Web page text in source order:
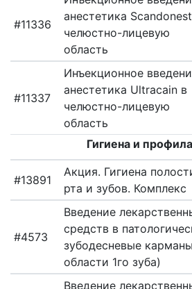
ПСИХИАТРИЯ
РЕФЛЕКСОТЕРАПИЯ
ВРАЧ
СПРАВКИ
СТОМАТОЛОГИЯ
ХИРУРГ)
ТРАВМАТОЛОГИЯ
И
#11336
анестетика
челюстно-лицевую
область
#11337
Инъекционное
анестетика Ultracain в
челюстно-лицевую
область
Гигиена и
#13891
Акция. Гигиена
рта и зубов. Комплекс
#4573
Введение
средств в
зубодесневые
области 1го зуба)
Введение